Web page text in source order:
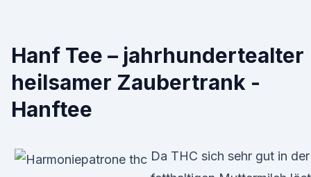
Hanf Tee – jahrhundertealter
heilsamer Zaubertrank -
Hanftee
Da THC sich sehr gut in der